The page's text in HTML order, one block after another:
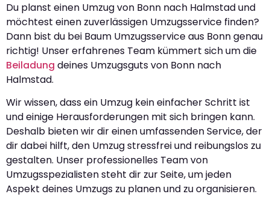
Du planst einen Umzug von Bonn nach Halmstad und
möchtest einen zuverlässigen Umzugsservice finden?
Dann bist du bei Baum Umzugsservice aus Bonn genau
richtig! Unser erfahrenes Team kümmert sich um die
Beiladung deines Umzugsguts von Bonn nach
Halmstad.
Wir wissen, dass ein Umzug kein einfacher Schritt ist
und einige Herausforderungen mit sich bringen kann.
Deshalb bieten wir dir einen umfassenden Service, der
dir dabei hilft, den Umzug stressfrei und reibungslos zu
gestalten. Unser professionelles Team von
Umzugsspezialisten steht dir zur Seite, um jeden
Aspekt deines Umzugs zu planen und zu organisieren.